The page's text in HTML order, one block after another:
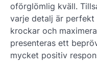
oförglömlig kväll.
varje detalj är
krockar och
presenteras ett
mycket positiv